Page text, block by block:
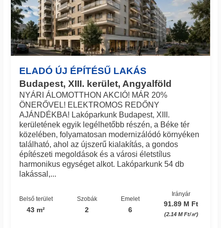
ELADÓ ÚJ ÉPÍTÉSŰ LAKÁS
Budapest, XIII. kerület, Angyalföld
NYÁRI ÁLOMOTTHON AKCIÓ! MÁR 20%
ÖNERŐVEL! ELEKTROMOS REDŐNY
AJÁNDÉKBA! Lakóparkunk Budapest, XIII.
kerületének egyik legélhetőbb részén, a Béke tér
közelében, folyamatosan modernizálódó környéken
található, ahol az újszerű kialakítás, a gondos
építészeti megoldások és a városi életstílus
harmonikus egységet alkot. Lakóparkunk 54 db
lakással,...
Belső terület
43 m²
Szobák
2
Emelet
6
Irányár
91.89 M Ft
(2.14 M Ft/㎡)